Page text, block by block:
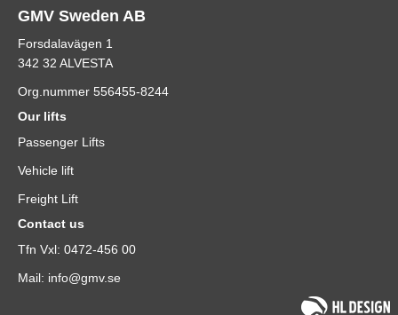
GMV Sweden AB
Forsdalavägen 1
342 32 ALVESTA
Org.nummer 556455-8244
Our lifts
Passenger Lifts
Vehicle lift
Freight Lift
Contact us
Tfn Vxl: 0472-456 00
Mail: info@gmv.se